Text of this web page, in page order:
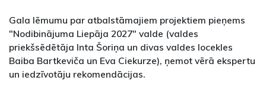
Gala lēmumu par atbalstāmajiem projektiem pieņems
"Nodibinājuma Liepāja 2027" valde (valdes
priekšsēdētāja Inta Šoriņa un divas valdes locekles
Baiba Bartkeviča un Eva Ciekurze), ņemot vērā ekspertu
un iedzīvotāju rekomendācijas.